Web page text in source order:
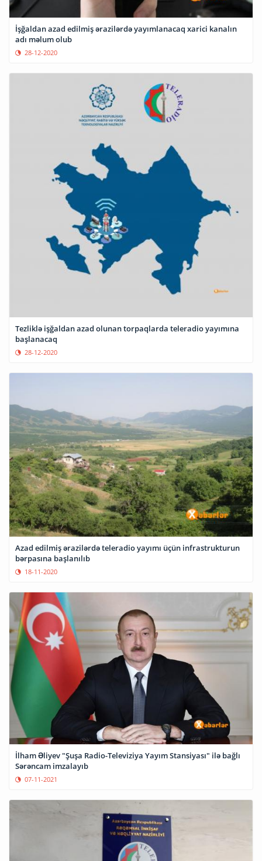
İşğaldan azad edilmiş ərazilərdə yayımlanacaq xarici kanalın
adı məlum olub
28-12-2020
Tezliklə işğaldan azad olunan torpaqlarda teleradio yayımına
başlanacaq
28-12-2020
Azad edilmiş ərazilərdə teleradio yayımı üçün infrastrukturun
bərpasına başlanılıb
18-11-2020
İlham Əliyev "Şuşa Radio-Televiziya Yayım Stansiyası" ilə bağlı
Sərəncam imzalayıb
07-11-2021